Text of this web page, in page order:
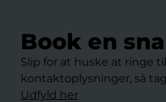
Book en
Slip for at huske at ringe
kontaktoplysninger, så
Udfyld her